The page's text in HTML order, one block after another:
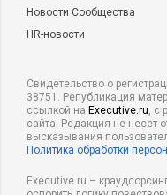
Новости Сообщества
HR-новости
Свидетельство о
38751. Републикация
ссылкой на Executive.ru, с
сайта. Редакция не несет
высказывания
Политика обработки
Executive.ru –